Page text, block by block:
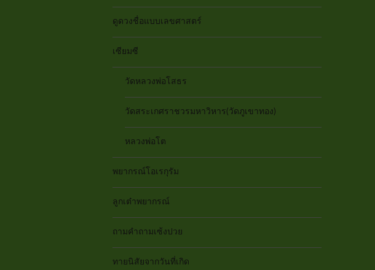
ดูดวงชื่อแบบเลขศาสตร์
เซียมซี
วัดหลวงพ่อโสธร
วัดสระเกศราชวรมหาวิหาร(วัดภูเขาทอง)
หลวงพ่อโต
พยากรณ์โอเรกุรัม
ลูกเต๋าพยากรณ์
ถามคำถามเซ้งปวย
ทายนิสัยจากวันที่เกิด